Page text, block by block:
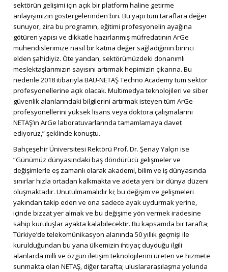
sektörün gelişimi için açık bir platform haline getirme
anlayışımızın göstergelerinden biri. Bu yapı tüm taraflara değer
sunuyor, zira bu programın, eğitimi profesyonelin ayağına
götüren yapısı ve dikkatle hazırlanmış müfredatının ArGe
mühendislerimize nasıl bir katma değer sağladığının birinci
elden şahidiyiz. Öte yandan, sektörümüzdeki donanımlı
meslektaşlarımızın sayısını artırmak hepimizin çıkarına. Bu
nedenle 2018 itibarıyla BAU-NETAŞ Techno Academy tüm sektör
profesyonellerine açık olacak. Multimedya teknolojileri ve siber
güvenlik alanlarındaki bilgilerini artırmak isteyen tüm ArGe
profesyonellerini yüksek lisans veya doktora çalışmalarını
NETAŞ’ın ArGe laboratuvarlarında tamamlamaya davet
ediyoruz,” şeklinde konuştu.
Bahçeşehir Üniversitesi Rektörü Prof. Dr. Şenay Yalçın ise
“Günümüz dünyasındaki baş döndürücü gelişmeler ve
değişimlerle eş zamanlı olarak akademi, bilim ve iş dünyasında
sınırlar hızla ortadan kalkmakta ve adeta yeni bir dünya düzeni
oluşmaktadır. Unutulmamalıdır ki; bu değişim ve gelişmeleri
yakından takip eden ve ona sadece ayak uydurmak yerine,
içinde bizzat yer almak ve bu değişime yön vermek iradesine
sahip kuruluşlar ayakta kalabilecektir. Bu kapsamda bir tarafta;
Türkiye’de telekomünikasyon alanında 50 yıllık geçmişi ile
kurulduğundan bu yana ülkemizin ihtiyaç duyduğu ilgili
alanlarda milli ve özgün iletişim teknolojilerini üreten ve hizmete
sunmakta olan NETAŞ, diğer tarafta; uluslararasılaşma yolunda